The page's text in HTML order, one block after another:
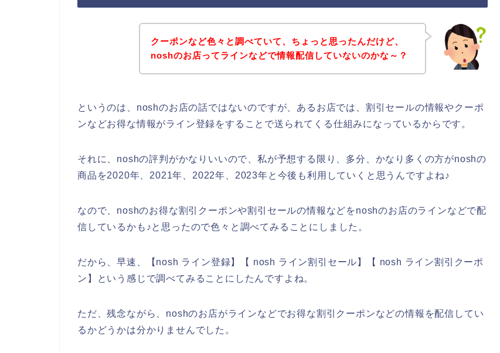
クーポンなど色々と調べていて、ちょっと思ったんだけど、
noshのお店ってラインなどで情報配信していないのかな～？
というのは、noshのお店の話ではないのですが、あるお店では、割引セールの情報やクーポ
ンなどお得な情報がライン登録をすることで送られてくる仕組みになっているからです。
それに、noshの評判がかなりいいので、私が予想する限り、多分、かなり多くの方がnoshの
商品を2020年、2021年、2022年、2023年と今後も利用していくと思うんですよね♪
なので、noshのお得な割引クーポンや割引セールの情報などをnoshのお店のラインなどで配
信しているかも♪と思ったので色々と調べてみることにしました。
だから、早速、【nosh ライン登録】【 nosh ライン割引セール】【 nosh ライン割引クーポ
ン】という感じで調べてみることにしたんですよね。
ただ、残念ながら、noshのお店がラインなどでお得な割引クーポンなどの情報を配信してい
るかどうかは分かりませんでした。